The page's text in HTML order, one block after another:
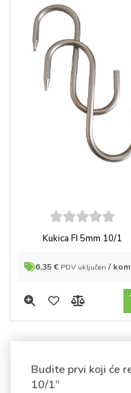
5 out of
5
Kukica FI 5mm 10/1
6,35€ PDV uključen / kom
Budite prvi koji će
10/1”